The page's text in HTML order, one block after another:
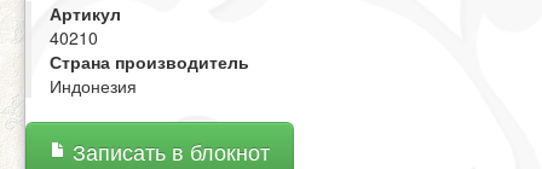
Артикул
40210
Страна производитель
Индонезия
Записать в блокнот